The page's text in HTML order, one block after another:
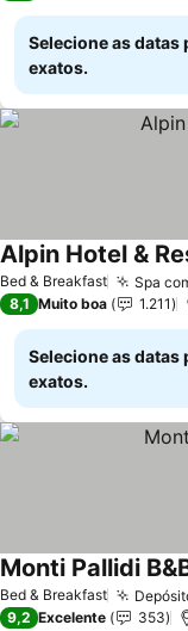
Selecione as datas
exatos.
Bed & Breakfast Spa
Alpin Hotel &
8,1 Muito boa 1.211
Selecione as datas
exatos.
Bed & Breakfast
Monti Pallidi
9,2 Excelente 353